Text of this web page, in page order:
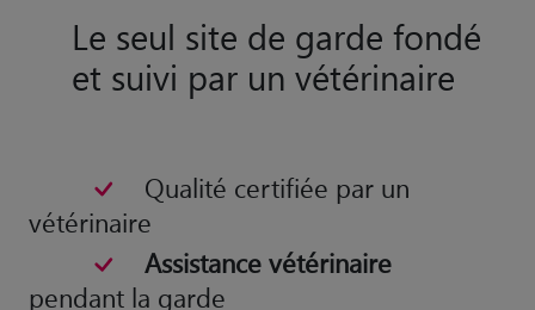
Le seul site de garde fondé
et suivi par un vétérinaire
Qualité certifiée par un
vétérinaire
Assistance vétérinaire
pendant la garde